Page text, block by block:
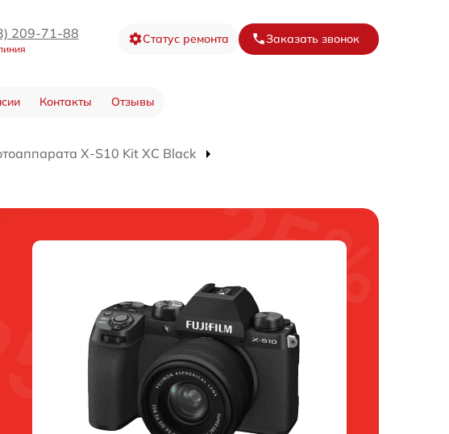
209-71-88 Статус ремонта Заказать звонок
Контакты Отзывы
X-S10 Kit XC Black